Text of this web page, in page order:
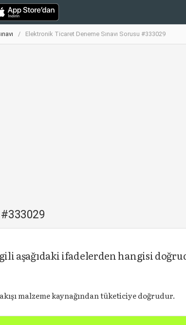
Elektronik Ticaret Deneme Sınavı Sorusu #333029
aşağıdaki ifadelerden hangisi
malzeme kaynağından tüketiciye doğrudur.